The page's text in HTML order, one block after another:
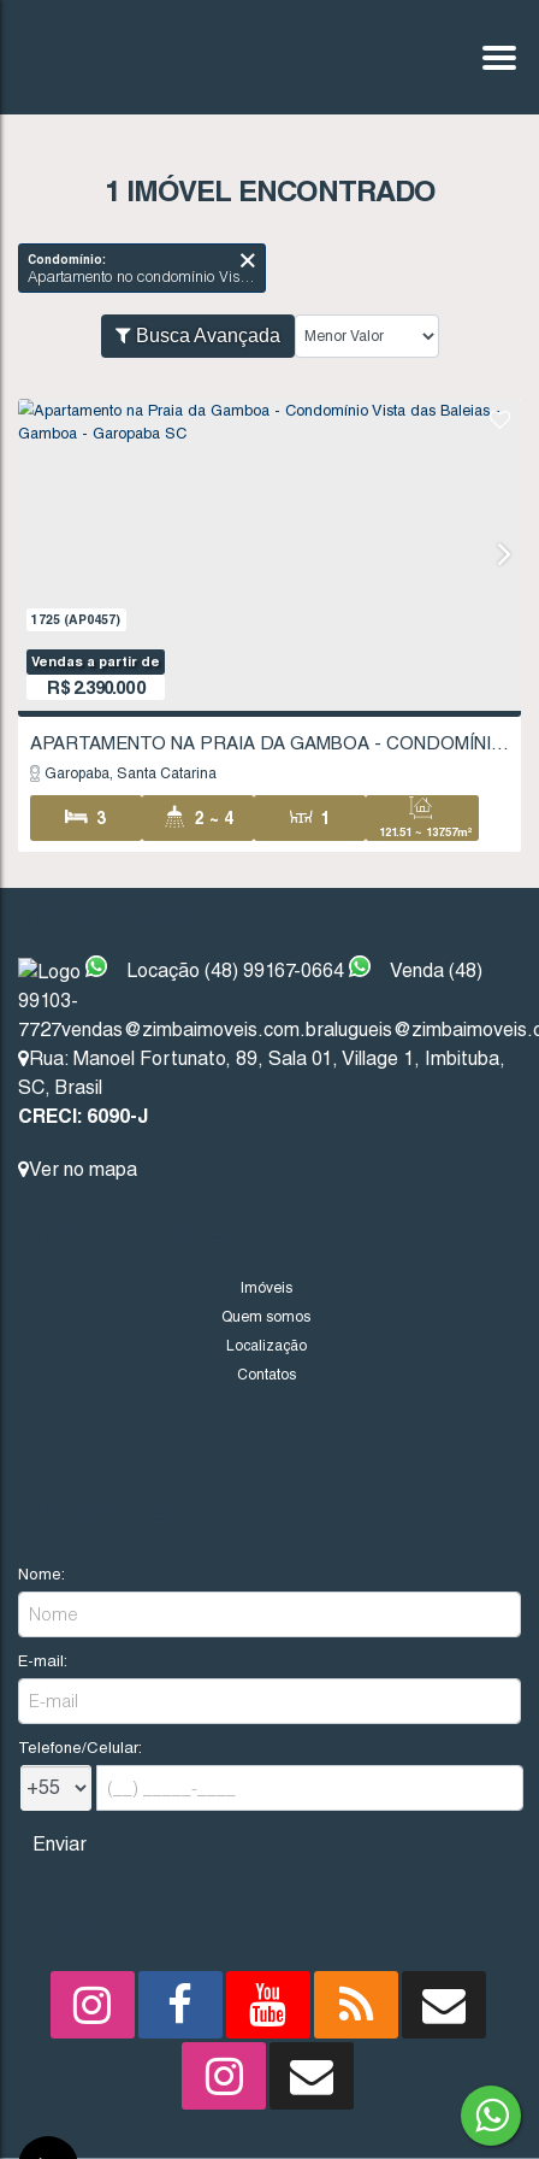
1 IMÓVEL ENCONTRADO
Condomínio:
Busca Avançada
1725 (AP0457)
Vendas a partir de
Garopaba Santa Catarina
3 2 ~ 4
121 .51~
1
Locação (48) 99167-0664
Venda (48)
99103-
7727vendas@zimbaimoveis.com.br
Rua: Manoel Fortunato, 89, Sala 01, Village 1, Imbituba,
SC, Brasil
CRECI: 6090-J
Ver no mapa
Imóveis
Quem somos
Localização
Contatos
Nome:
E-mail:
Telefone/Celular: